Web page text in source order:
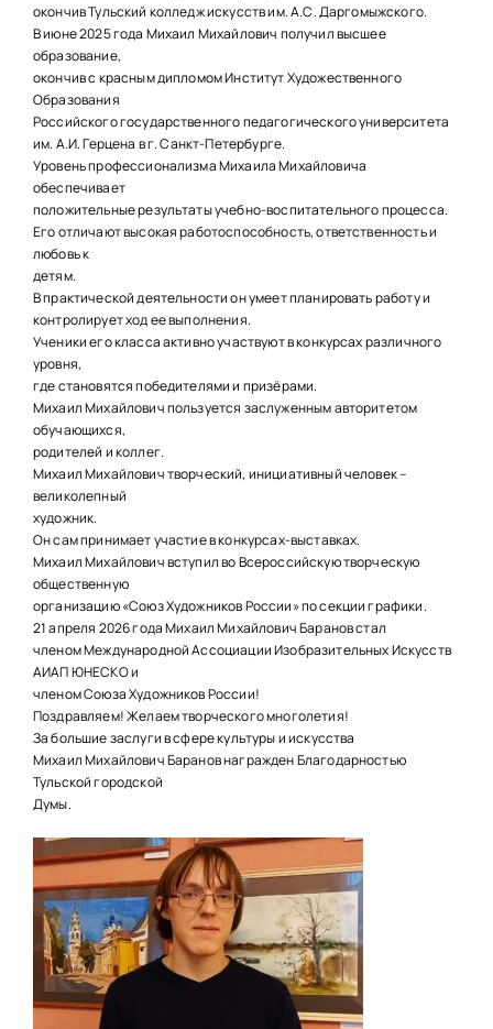
КОНТАКТЫ
окончив Тульский колледж искусств им. А.С. Даргомыжского.
В июне 2025 года Михаил Михайлович получил высшее
образование,
окончив с красным дипломом Институт Художественного
Образования
Российского государственного педагогического университета
им. А.И. Герцена в г. Санкт-Петербурге.
Уровень профессионализма Михаила Михайловича
обеспечивает
положительные результаты учебно-воспитательного процесса.
Его отличают высокая работоспособность, ответственность и
любовь к
детям.
В практической деятельности он умеет планировать работу и
контролирует ход ее выполнения.
Ученики его класса активно участвуют в конкурсах различного
уровня,
где становятся победителями и призёрами.
Михаил Михайлович пользуется заслуженным авторитетом
обучающихся,
родителей и коллег.
Михаил Михайлович творческий, инициативный человек –
великолепный
художник.
Он сам принимает участие в конкурсах-выставках.
Михаил Михайлович вступил во Всероссийскую творческую
общественную
организацию «Союз Художников России» по секции графики.
21 апреля 2026 года Михаил Михайлович Баранов стал
членом Международной Ассоциации Изобразительных Искусств
АИАП ЮНЕСКО и
членом Союза Художников России!
Поздравляем! Желаем творческого многолетия!
За большие заслуги в сфере культуры и искусства
Михаил Михайлович Баранов награжден Благодарностью
Тульской городской
Думы.